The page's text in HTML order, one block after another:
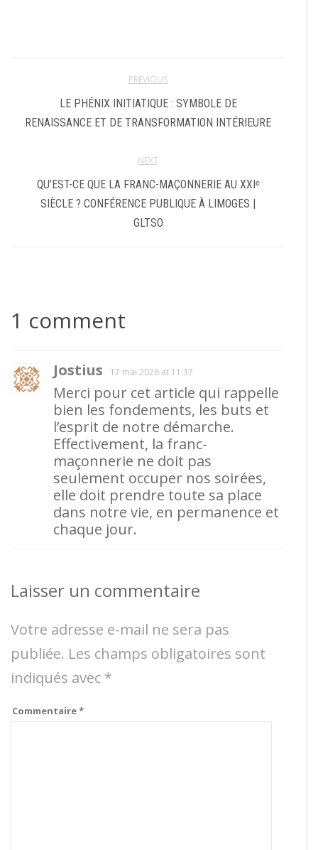
PREVIOUS
LE PHÉNIX INITIATIQUE : SYMBOLE DE
RENAISSANCE ET DE TRANSFORMATION INTÉRIEURE
NEXT
QU’EST-CE QUE LA FRANC-MAÇONNERIE AU XXIᵉ
SIÈCLE ? CONFÉRENCE PUBLIQUE À LIMOGES |
GLTSO
1 comment
Jostius 17 mai 2026 at 11:37
Merci pour cet article qui rappelle
bien les fondements, les buts et
l’esprit de notre démarche.
Effectivement, la franc-
maçonnerie ne doit pas
seulement occuper nos soirées,
elle doit prendre toute sa place
dans notre vie, en permanence et
chaque jour.
Laisser un commentaire
Votre adresse e-mail ne sera pas
publiée. Les champs obligatoires sont
indiqués avec *
Commentaire*